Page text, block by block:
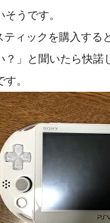
うです。
ィックを購入する
」と聞いたら快諾
。